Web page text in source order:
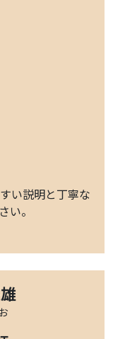
い説明と丁寧な
い。